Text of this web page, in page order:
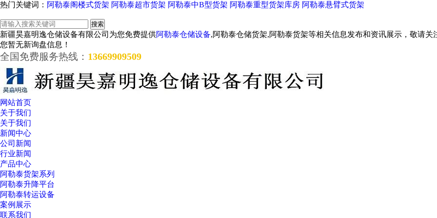
热门关键词： 阿勒泰阁楼式货架 阿勒泰超市货架 阿勒泰中B型货架 阿勒泰重型货架库房 阿勒泰悬臂式货架
新疆昊嘉明逸仓储设备有限公司为您免费提供阿勒泰仓储设备,阿勒泰仓储货架,阿勒泰货架等相关信息发布和资讯展示，敬请关
您暂无新询盘信息！
全国免费服务热线： 13669909509
网站首页
关于我们
关于我们
新闻中心
公司新闻
行业新闻
产品中心
阿勒泰货架系列
阿勒泰升降平台
阿勒泰转运设备
案例展示
联系我们